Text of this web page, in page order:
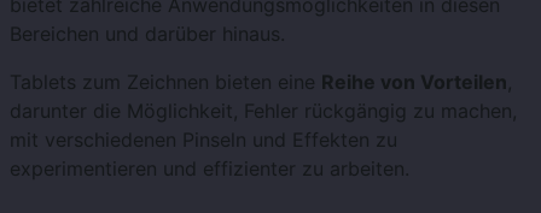
Bereichen und darüber hinaus.
Tablets zum Zeichnen bieten eine Reihe von Vorteilen
darunter die Möglichkeit, Fehler rückgängig zu machen,
mit verschiedenen Pinseln und Effekten zu
experimentieren und effizienter zu arbeiten.